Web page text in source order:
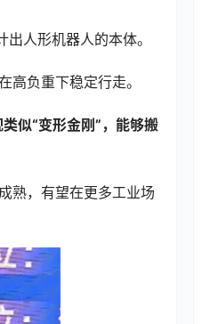
人形机器人的本体。
负重下稳定行走。
似“变形金刚”，能够搬
熟，有望在更多工业场